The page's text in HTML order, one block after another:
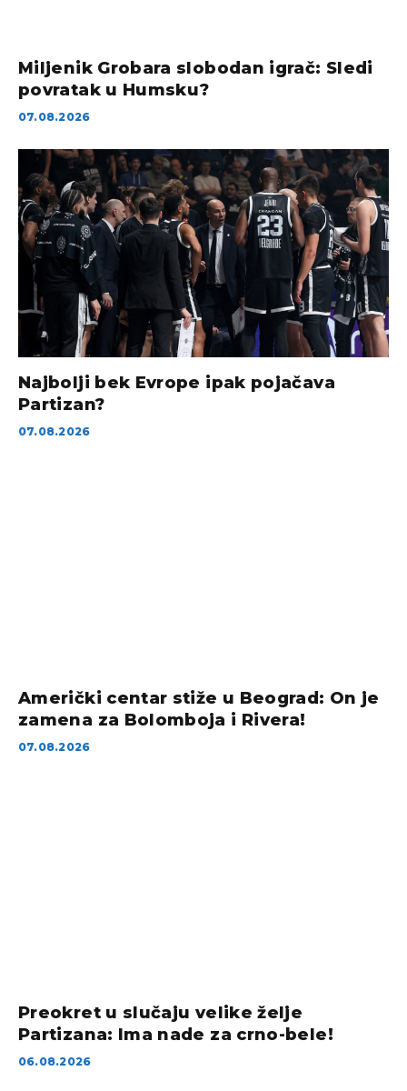
Miljenik Grobara slobodan igrač: Sledi
povratak u Humsku?
07.08.2026
Najbolji bek Evrope ipak pojačava
Partizan?
07.08.2026
Američki centar stiže u Beograd: On je
zamena za Bolomboja i Rivera!
07.08.2026
Preokret u slučaju velike želje
Partizana: Ima nade za crno-bele!
06.08.2026